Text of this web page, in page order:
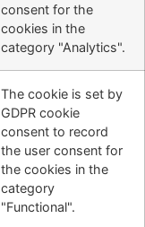
consent for the
cookies in the
category "Analytics".
The cookie is set by
GDPR cookie
consent to record
the user consent for
the cookies in the
category
"Functional".